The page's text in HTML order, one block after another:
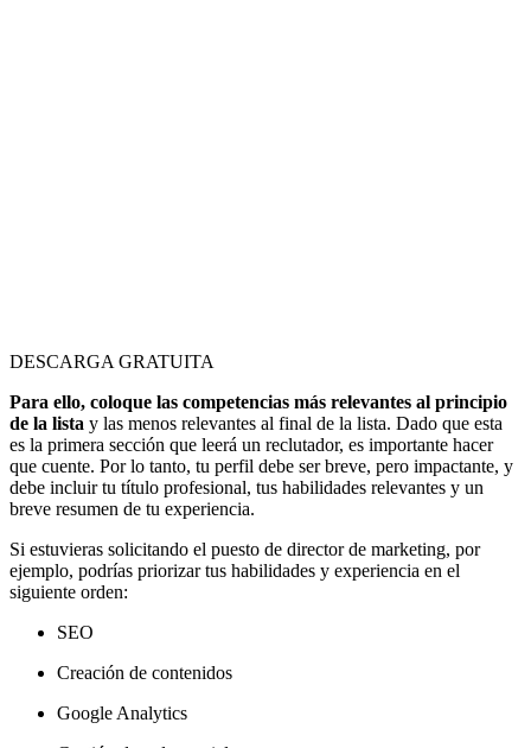
DESCARGA GRATUITA
Para ello, coloque las competencias más relevantes al principio
de la lista y las menos relevantes al final de la lista. Dado que esta
es la primera sección que leerá un reclutador, es importante hacer
que cuente. Por lo tanto, tu perfil debe ser breve, pero impactante, y
debe incluir tu título profesional, tus habilidades relevantes y un
breve resumen de tu experiencia.
Si estuvieras solicitando el puesto de director de marketing, por
ejemplo, podrías priorizar tus habilidades y experiencia en el
siguiente orden:
SEO
Creación de contenidos
Google Analytics